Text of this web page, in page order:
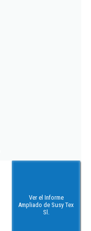
Ver el Informe
Ampliado de Susy Tex
Sl.